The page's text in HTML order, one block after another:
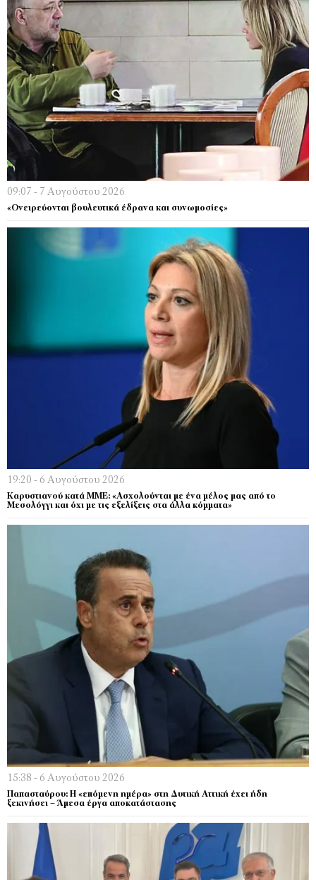
09:07 - 7 Αυγούστου 2026
«Ονειρεύονται βουλευτικά έδρανα και συνωμοσίες»
19:20 - 6 Αυγούστου 2026
Καρυστιανού κατά ΜΜΕ: «Ασχολούνται με ένα μέλος μας από το
Μεσολόγγι και όχι με τις εξελίξεις στα άλλα κόμματα»
15:38 - 6 Αυγούστου 2026
Παπασταύρου: Η «επόμενη ημέρα» στη Δυτική Αττική έχει ήδη
ξεκινήσει – Άμεσα έργα αποκατάστασης